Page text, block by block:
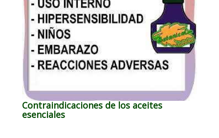
Contraindicaciones de los aceites
esenciales